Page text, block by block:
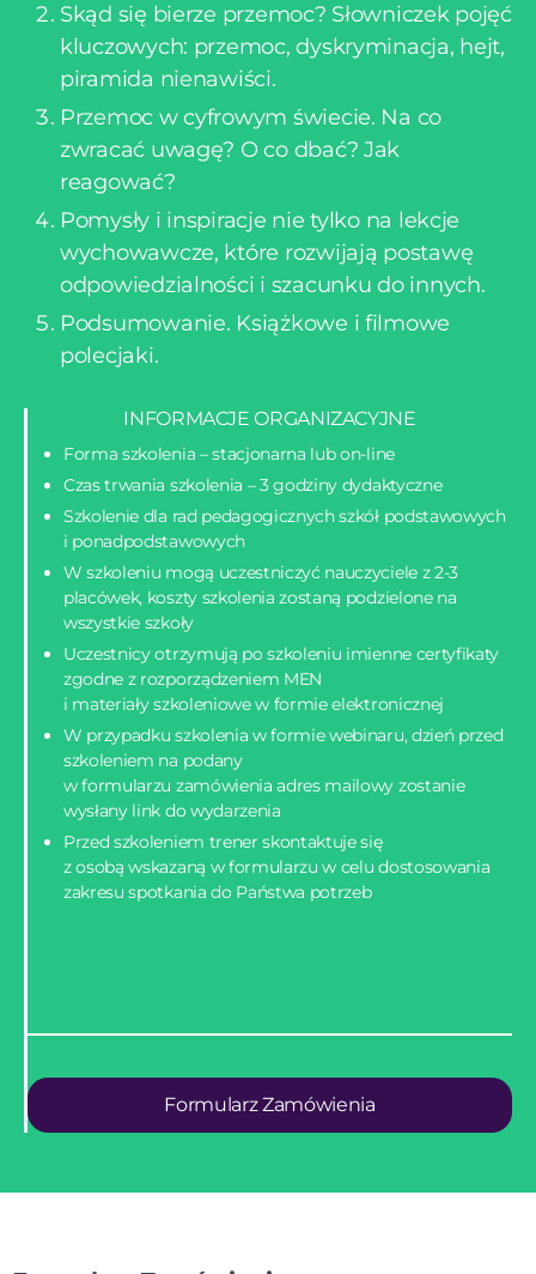
Skąd się bierze przemoc? Słowniczek pojęć
kluczowych: przemoc, dyskryminacja, hejt,
piramida nienawiści.
Przemoc w cyfrowym świecie. Na co
zwracać uwagę? O co dbać? Jak
reagować?
Pomysły i inspiracje nie tylko na lekcje
wychowawcze, które rozwijają postawę
odpowiedzialności i szacunku do innych.
Podsumowanie. Książkowe i filmowe
polecjaki.
INFORMACJE ORGANIZACYJNE
Forma szkolenia – stacjonarna lub on-line
Czas trwania szkolenia – 3 godziny dydaktyczne
Szkolenie dla rad pedagogicznych szkół podstawowych
i ponadpodstawowych
W szkoleniu mogą uczestniczyć nauczyciele z 2-3
placówek, koszty szkolenia zostaną podzielone na
wszystkie szkoły
Uczestnicy otrzymują po szkoleniu imienne certyfikaty
zgodne z rozporządzeniem MEN
i materiały szkoleniowe w formie elektronicznej
W przypadku szkolenia w formie webinaru, dzień przed
szkoleniem na podany
w formularzu zamówienia adres mailowy zostanie
wysłany link do wydarzenia
Przed szkoleniem trener skontaktuje się
z osobą wskazaną w formularzu w celu dostosowania
zakresu spotkania do Państwa potrzeb
Formularz Zamówienia